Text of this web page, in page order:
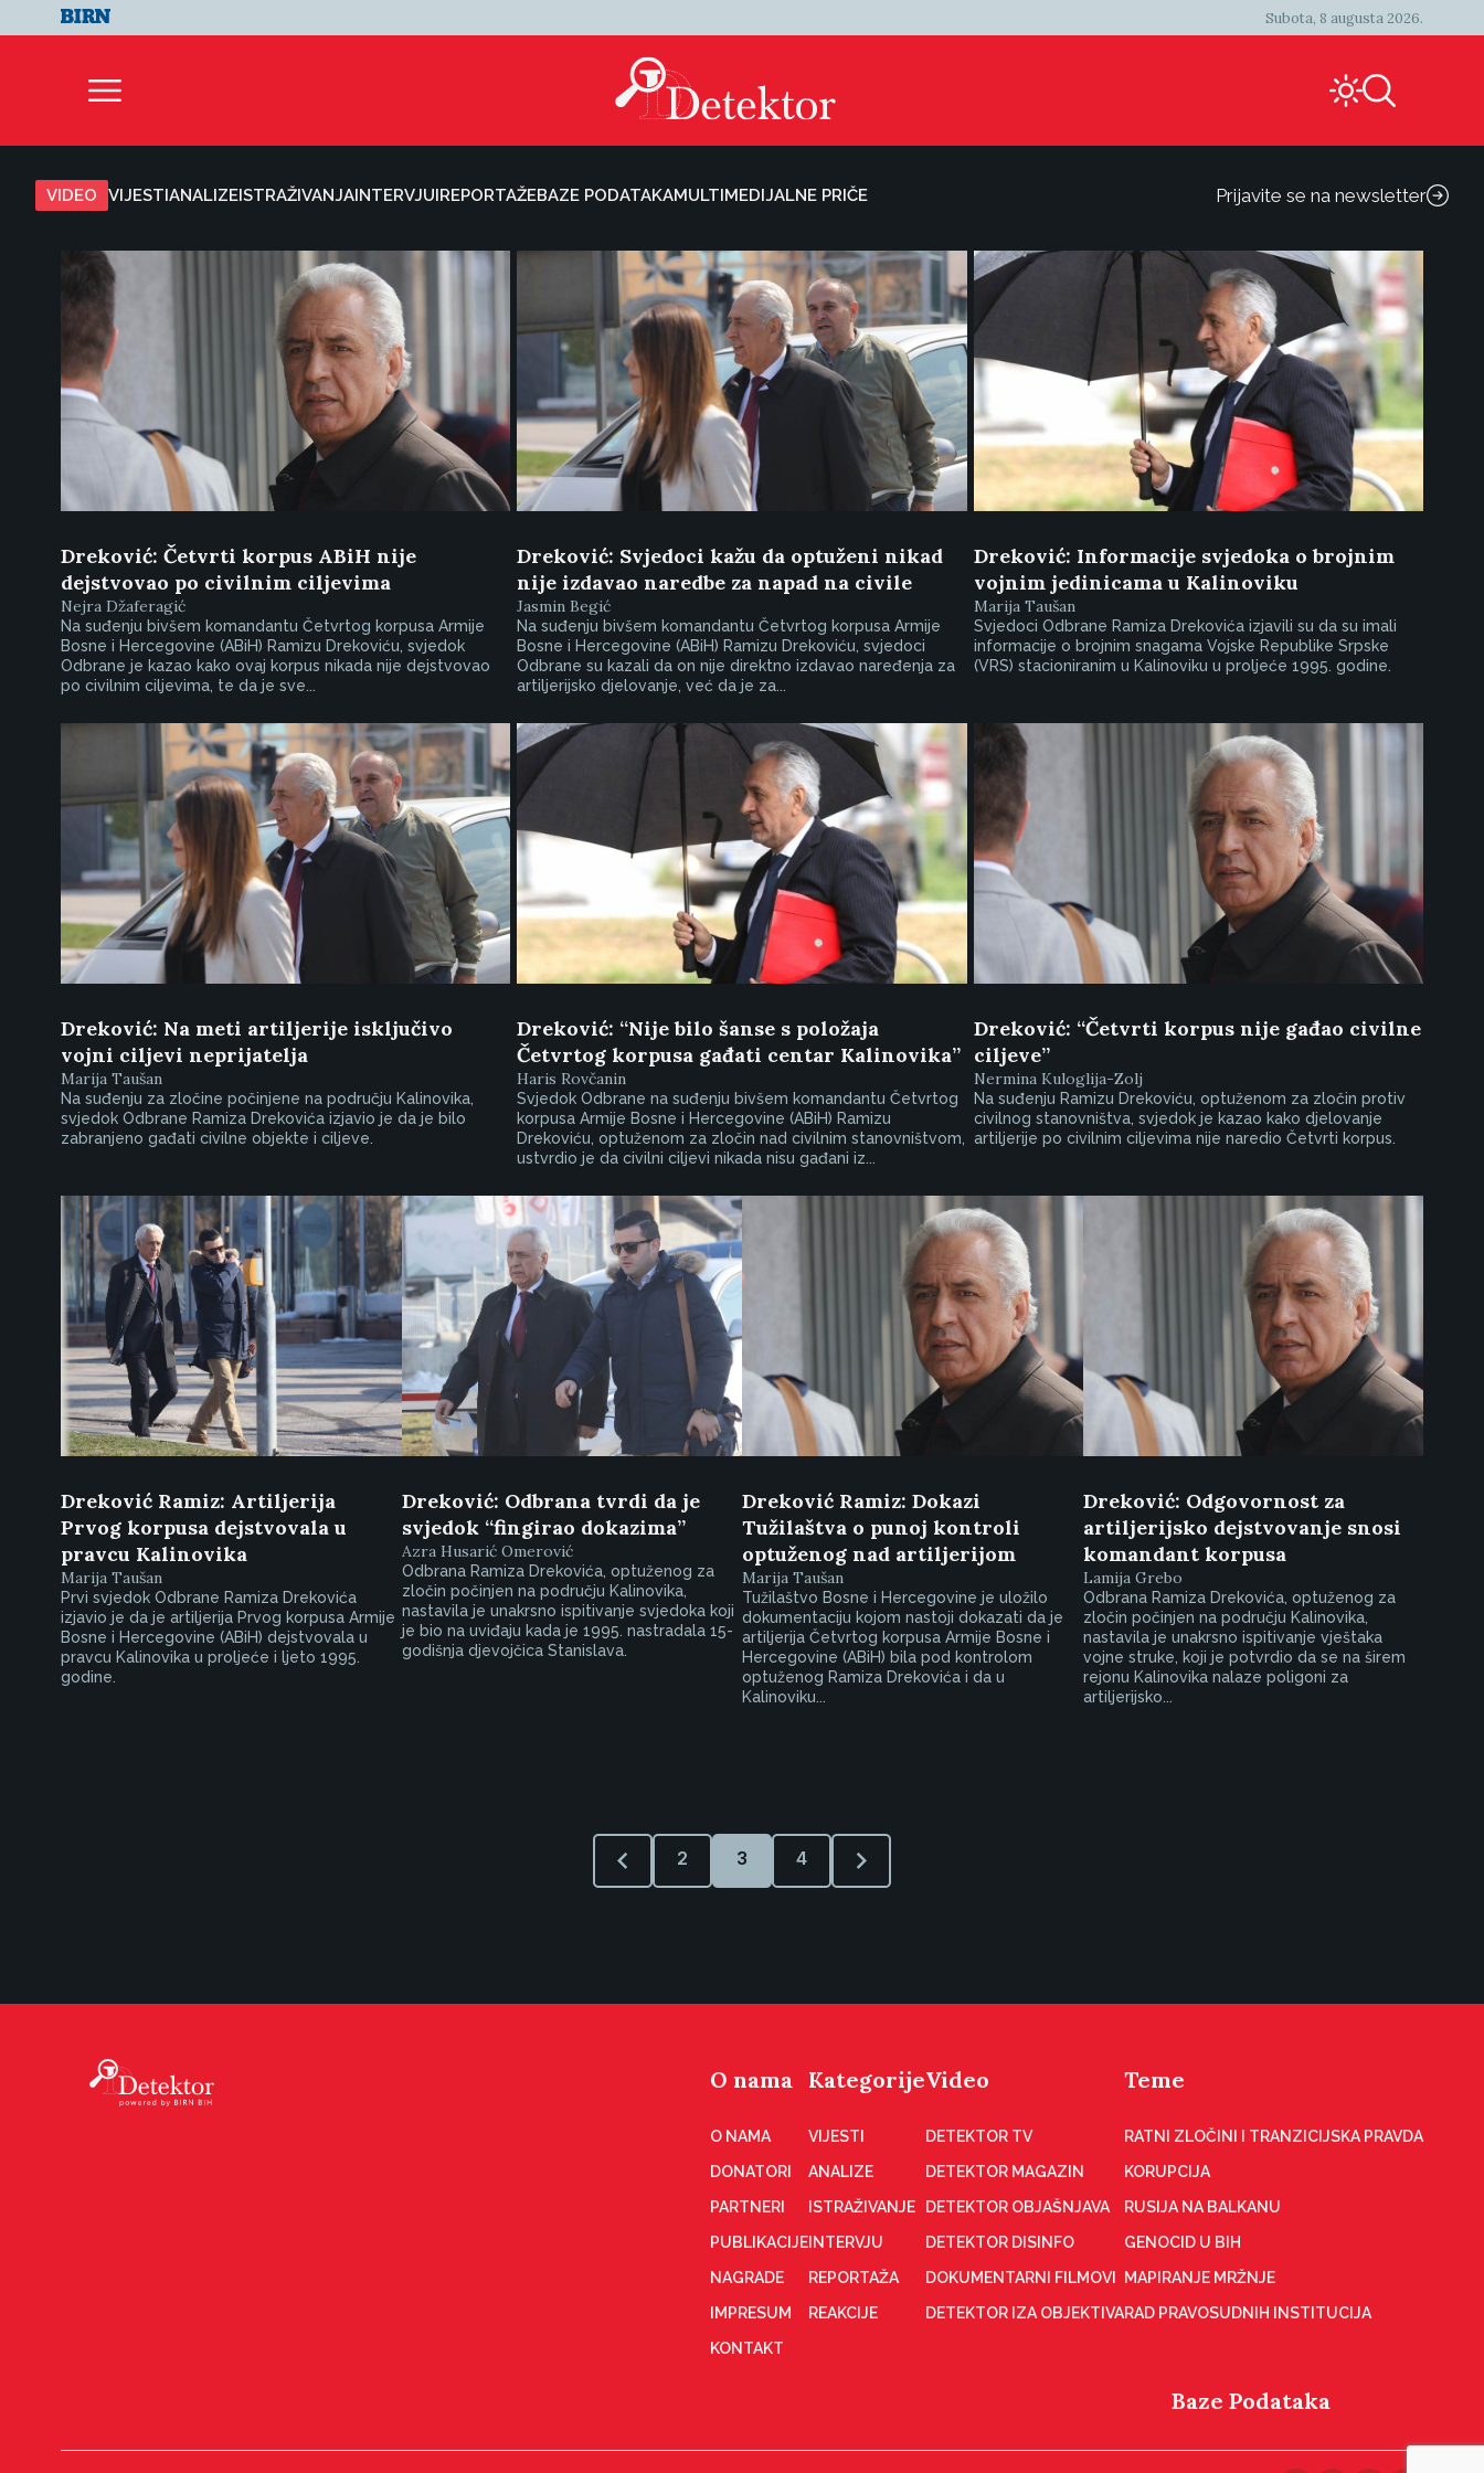
Subota, 8 augusta 2026.
VIDEO VIJESTIANALIZEISTRAŽIVANJAINTERVJUIREPORTAŽEBAZE PODATAKAMULTIMEDIJALNE PRIČE Prijavite se na newsletter
Dreković: Četvrti korpus ABiH nije
dejstvovao po civilnim ciljevima
Nejra Džaferagić
Na suđenju bivšem komandantu Četvrtog korpusa Armije
Bosne i Hercegovine (ABiH) Ramizu Drekoviću, svjedok
Odbrane je kazao kako ovaj korpus nikada nije dejstvovao
po civilnim ciljevima, te da je sve...
Dreković: Svjedoci kažu da optuženi nikad
nije izdavao naredbe za napad na civile
Jasmin Begić
Na suđenju bivšem komandantu Četvrtog korpusa Armije
Bosne i Hercegovine (ABiH) Ramizu Drekoviću, svjedoci
Odbrane su kazali da on nije direktno izdavao naređenja za
artiljerijsko djelovanje, već da je za...
Dreković: Informacije svjedoka o brojnim
vojnim jedinicama u Kalinoviku
Marija Taušan
Svjedoci Odbrane Ramiza Drekovića izjavili su da su imali
informacije o brojnim snagama Vojske Republike Srpske
(VRS) stacioniranim u Kalinoviku u proljeće 1995. godine.
Dreković: Na meti artiljerije isključivo
vojni ciljevi neprijatelja
Marija Taušan
Na suđenju za zločine počinjene na području Kalinovika,
svjedok Odbrane Ramiza Drekovića izjavio je da je bilo
zabranjeno gađati civilne objekte i ciljeve.
Dreković: “Nije bilo šanse s položaja
Četvrtog korpusa gađati centar Kalinovika”
Haris Rovčanin
Svjedok Odbrane na suđenju bivšem komandantu Četvrtog
korpusa Armije Bosne i Hercegovine (ABiH) Ramizu
Drekoviću, optuženom za zločin nad civilnim stanovništvom,
ustvrdio je da civilni ciljevi nikada nisu gađani iz...
Dreković: “Četvrti korpus nije gađao civilne
ciljeve”
Nermina Kuloglija-Zolj
Na suđenju Ramizu Drekoviću, optuženom za zločin protiv
civilnog stanovništva, svjedok je kazao kako djelovanje
artiljerije po civilnim ciljevima nije naredio Četvrti korpus.
Dreković Ramiz: Artiljerija
Prvog korpusa dejstvovala u
pravcu Kalinovika
Marija Taušan
Prvi svjedok Odbrane Ramiza Drekovića
izjavio je da je artiljerija Prvog korpusa Armije
Bosne i Hercegovine (ABiH) dejstvovala u
pravcu Kalinovika u proljeće i ljeto 1995.
godine.
Dreković: Odbrana tvrdi da je
svjedok “fingirao dokazima”
Azra Husarić Omerović
Odbrana Ramiza Drekovića, optuženog za
zločin počinjen na području Kalinovika,
nastavila je unakrsno ispitivanje svjedoka koji
je bio na uviđaju kada je 1995. nastradala 15-
godišnja djevojčica Stanislava.
Dreković Ramiz: Dokazi
Tužilaštva o punoj kontroli
optuženog nad artiljerijom
Marija Taušan
Tužilaštvo Bosne i Hercegovine je uložilo
dokumentaciju kojom nastoji dokazati da je
artiljerija Četvrtog korpusa Armije Bosne i
Hercegovine (ABiH) bila pod kontrolom
optuženog Ramiza Drekovića i da u
Kalinoviku...
Dreković: Odgovornost za
artiljerijsko dejstvovanje snosi
komandant korpusa
Lamija Grebo
Odbrana Ramiza Drekovića, optuženog za
zločin počinjen na području Kalinovika,
nastavila je unakrsno ispitivanje vještaka
vojne struke, koji je potvrdio da se na širem
rejonu Kalinovika nalaze poligoni za
artiljerijsko...
2 3 4
O nama
O NAMA
DONATORI
PARTNERI
PUBLIKACIJE
NAGRADE
IMPRESUM
KONTAKT
Kategorije
VIJESTI
ANALIZE
ISTRAŽIVANJE
INTERVJU
REPORTAŽA
REAKCIJE
Video
DETEKTOR TV
DETEKTOR MAGAZIN
DETEKTOR OBJAŠNJAVA
DETEKTOR DISINFO
DOKUMENTARNI FILMOVI
DETEKTOR IZA OBJEKTIVA
Teme
RATNI ZLOČINI I TRANZICIJSKA PRAVDA
KORUPCIJA
RUSIJA NA BALKANU
GENOCID U BIH
MAPIRANJE MRŽNJE
RAD PRAVOSUDNIH INSTITUCIJA
Baze Podataka